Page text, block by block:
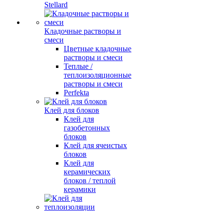
Stellard
Кладочные растворы и
смеси
Цветные кладочные
растворы и смеси
Теплые /
теплоизоляционные
растворы и смеси
Perfekta
Клей для блоков
Клей для
газобетонных
блоков
Клей для ячеистых
блоков
Клей для
керамических
блоков / теплой
керамики